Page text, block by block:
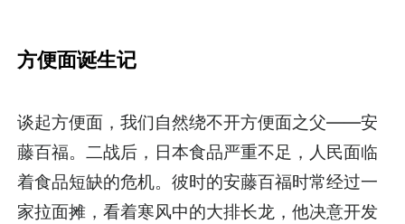
方便面诞生记
谈起方便面，我们自然绕不开方便面之父——安
藤百福。二战后，日本食品严重不足，人民面临
着食品短缺的危机。彼时的安藤百福时常经过一
家拉面摊，看着寒风中的大排长龙，他决意开发